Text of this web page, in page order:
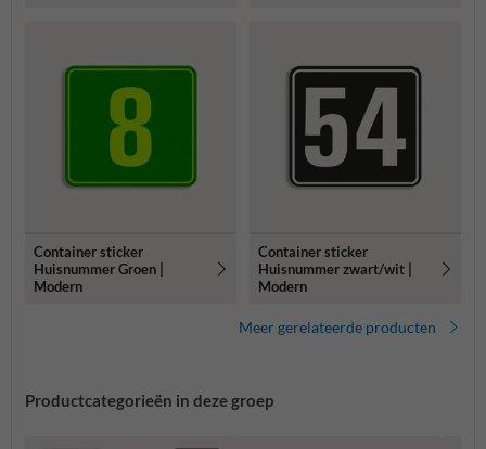
Container sticker
Huisnummer Groen |
Modern
Container sticker
Huisnummer zwart/wit |
Modern
Meer gerelateerde producten
Productcategorieën in deze groep